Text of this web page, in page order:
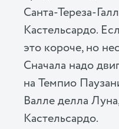
Санта-Тереза-
Кастельсардо.
это короче, но
Сначала надо
на Темпио
Валле делла
Кастельсардо.